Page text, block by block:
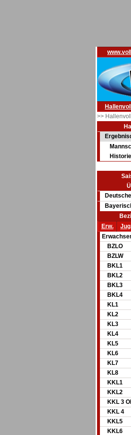
>>
Historie
Erw.
BZLO
BZLW
BKL1
BKL2
BKL3
BKL4
KL1
KL2
KL3
KL4
KL5
KL6
KL7
KL8
KKL1
KKL2
KKL 3
KKL 4
KKL5
KKL6